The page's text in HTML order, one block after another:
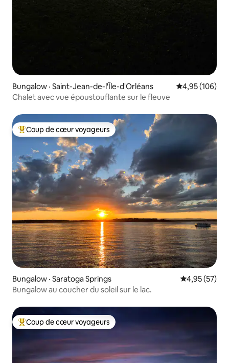
Bungalow · Saint-Jean-de-l'Île-d'Orléans Note
4,95 (106)
Chalet avec vue époustouflante sur le fleuve
Coup de cœur voyageurs parmi les plus aimés
Coup de cœur voyageurs
Bungalow · Saratoga Springs Note
4,95 (57)
Bungalow au coucher du soleil sur le lac.
Coup de cœur voyageurs parmi les plus aimés
Coup de cœur voyageurs